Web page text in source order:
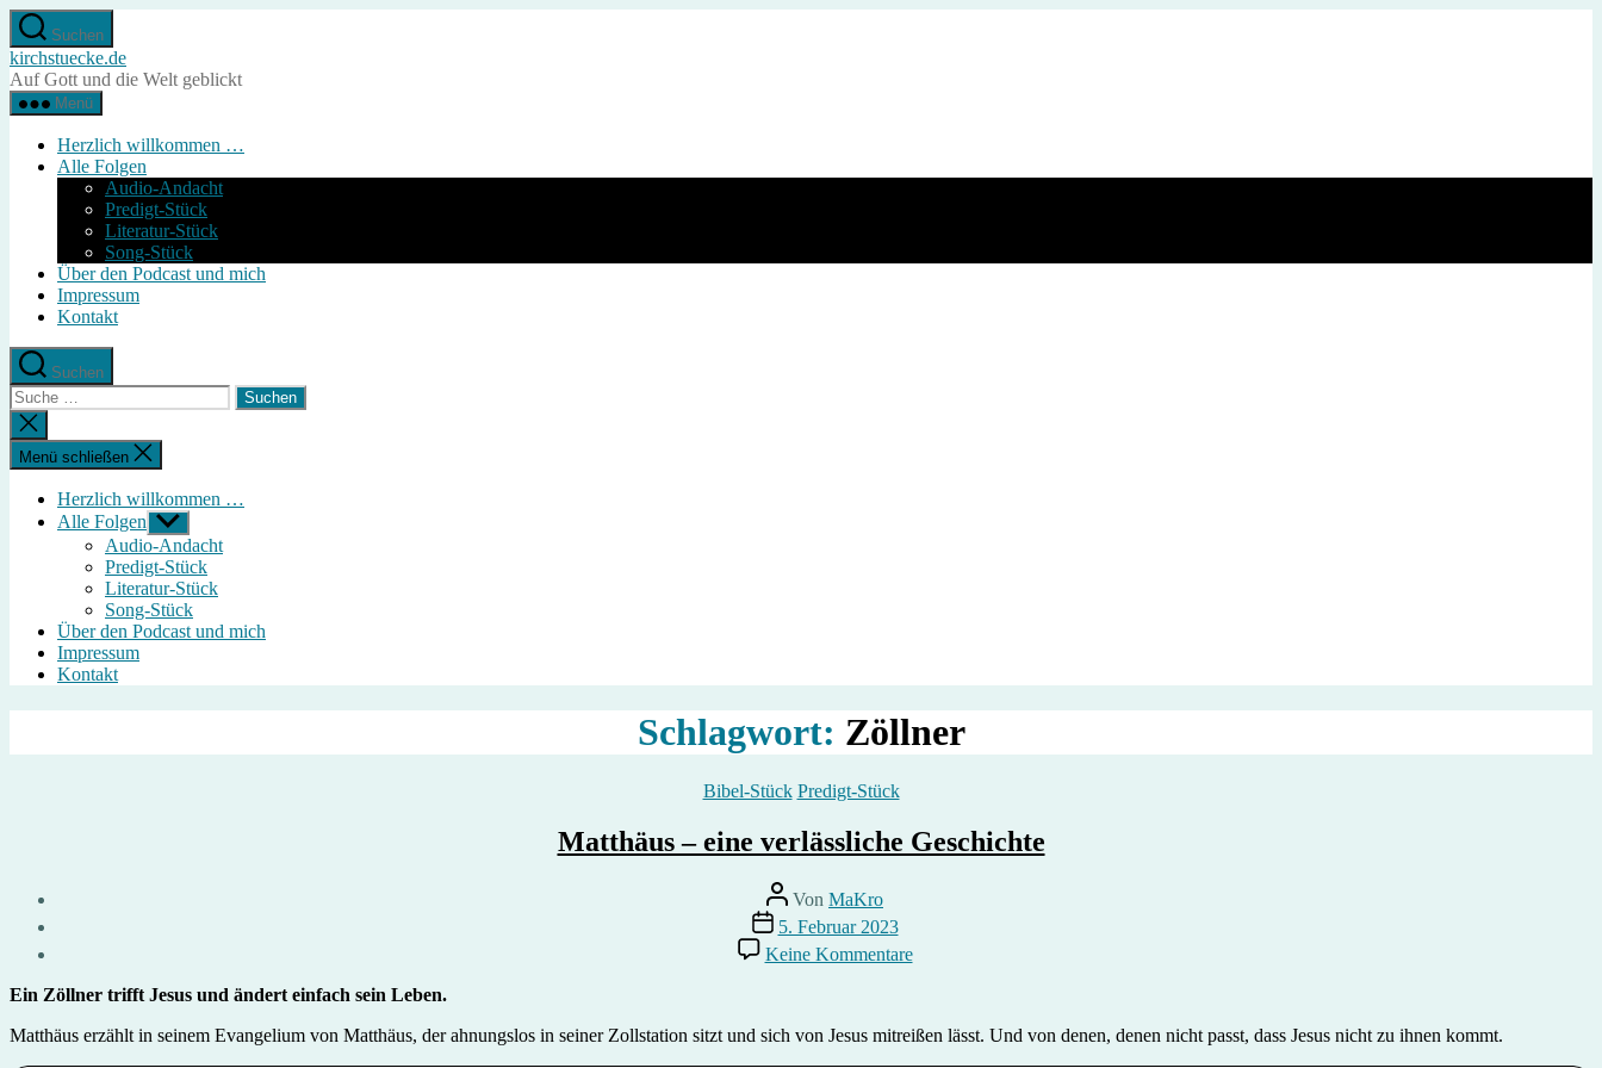
Direkt
zum
Inhalt
wechseln
Suchen
kirchstuecke.de
Auf Gott und die Welt geblickt
Menü
Herzlich willkommen …
Alle Folgen
Audio-Andacht
Predigt-Stück
Literatur-Stück
Song-Stück
Über den Podcast und mich
Impressum
Kontakt
Suchen
Suche
nach:
Suche
schließen
Menü schließen
Herzlich willkommen …
Alle Folgen Untermenü
anzeigen
Audio-Andacht
Predigt-Stück
Literatur-Stück
Song-Stück
Über den Podcast und mich
Impressum
Kontakt
Schlagwort: Zöllner
Kategorien
Bibel-Stück Predigt-Stück
Matthäus – eine verlässliche Geschichte
Beitragsautor
Von MaKro
Beitragsdatum
5. Februar 2023
Keine Kommentarezu
Matthäus
verlässliche
Ein Zöllner trifft Jesus und ändert einfach sein Leben.
Matthäus erzählt in seinem Evangelium von Matthäus, der ahnungslos in seiner Zollstation sitzt und sich von Jesus mitreißen lässt. Und von denen, denen nicht passt, dass Jesus nicht zu ihnen kommt.